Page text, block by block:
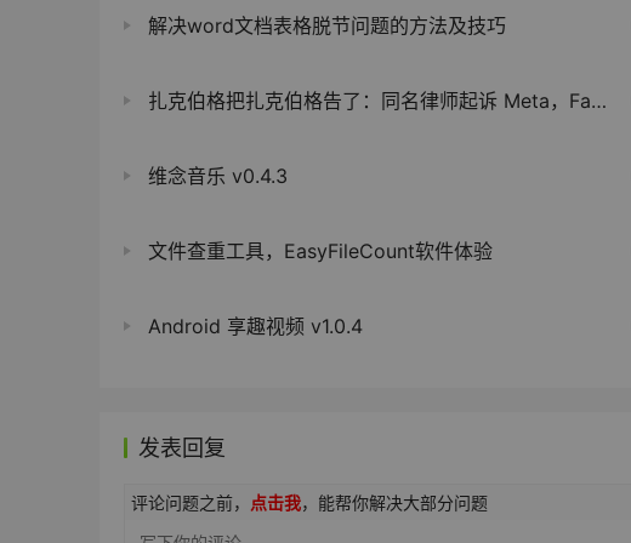
解决word文档表格脱节问题的方法及技巧
扎克伯格把扎克伯格告了：同名律师起诉 Meta，Facebook 八年封号五次
维念音乐 v0.4.3
文件查重工具，EasyFileCount软件体验
Android 享趣视频 v1.0.4
发表回复
评论问题之前， 点击我，能帮你解决大部分问题